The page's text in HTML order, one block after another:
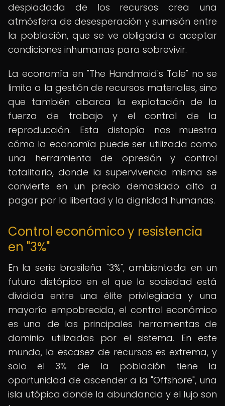
despiadada de los recursos crea una
atmósfera de desesperación y sumisión entre
la población, que se ve obligada a aceptar
condiciones inhumanas para sobrevivir.
La economía en "The Handmaid's Tale" no se
limita a la gestión de recursos materiales, sino
que también abarca la explotación de la
fuerza de trabajo y el control de la
reproducción. Esta distopía nos muestra
cómo la economía puede ser utilizada como
una herramienta de opresión y control
totalitario, donde la supervivencia misma se
convierte en un precio demasiado alto a
pagar por la libertad y la dignidad humanas.
Control económico y resistencia
en "3%"
En la serie brasileña "3%", ambientada en un
futuro distópico en el que la sociedad está
dividida entre una élite privilegiada y una
mayoría empobrecida, el control económico
es una de las principales herramientas de
dominio utilizadas por el sistema. En este
mundo, la escasez de recursos es extrema, y
solo el 3% de la población tiene la
oportunidad de ascender a la "Offshore", una
isla utópica donde la abundancia y el lujo son